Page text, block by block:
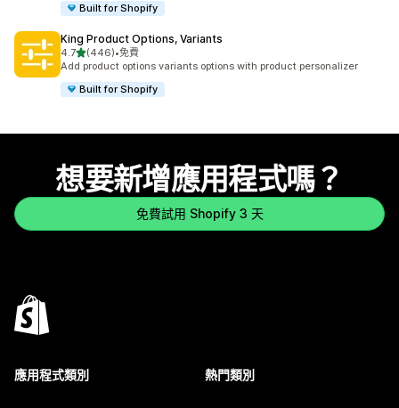
Built for Shopify
King Product Options, Variants
4.7滿分 5 顆星
(446)
共有 446 則評價
•免費
Add product options variants options with product personalizer
Built for Shopify
想要新增應用程式嗎？
免費試用 Shopify 3 天
應用程式類別 熱門類別